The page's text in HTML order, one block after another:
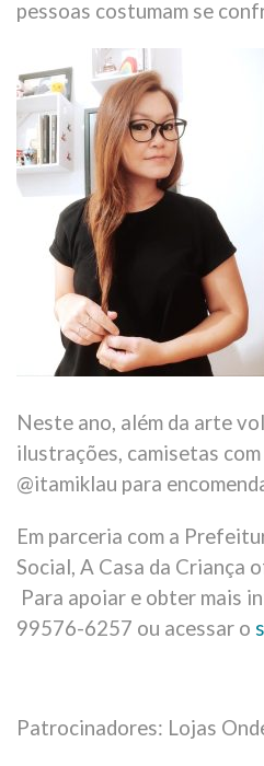
pessoas costumam se
Neste ano, além da arte
ilustrações, camisetas
@itamiklau para
Em parceria com a
Social, A Casa da Criança
Para apoiar e obter mais
99576-6257 ou acessar o
Patrocinadores: Lojas